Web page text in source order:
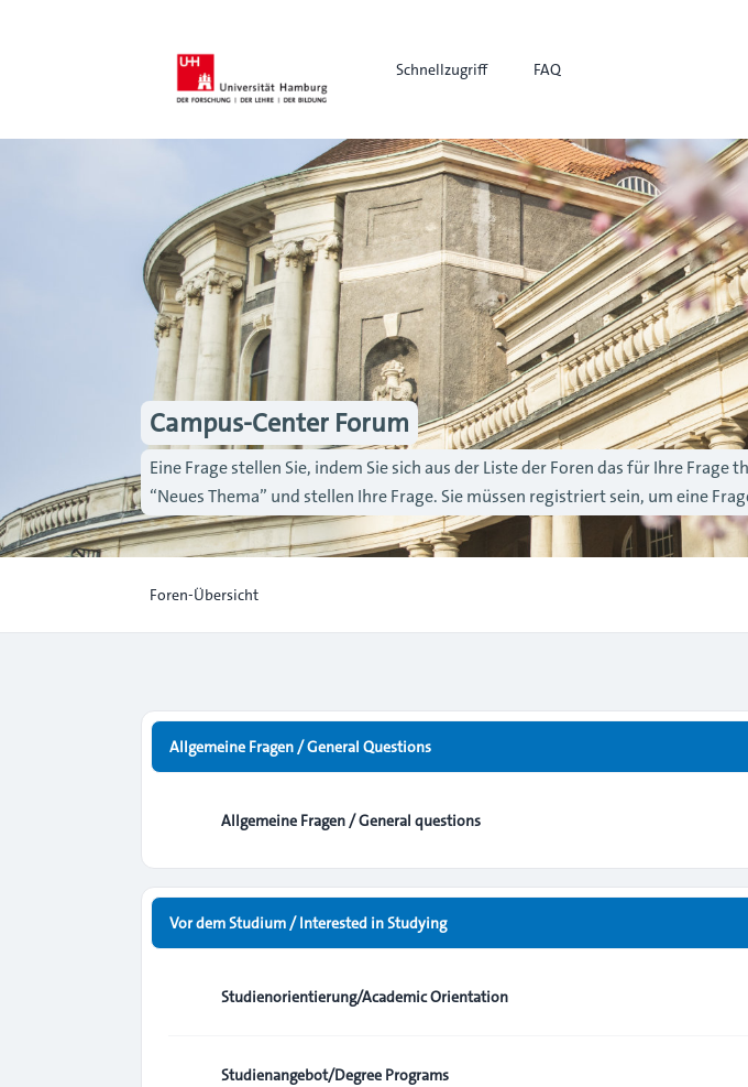
Schnellzugriff FAQ
Campus-Center Forum
Eine Frage stellen Sie, indem Sie sich aus der Liste der Foren das für Ihre
“Neues Thema” und stellen Ihre Frage. Sie müssen registriert sein, um eine
Foren-Übersicht
Allgemeine Fragen / General Questions
Allgemeine Fragen / General questions
Vor dem Studium / Interested in Studying
Studienorientierung/Academic Orientation
Studienangebot/Degree Programs